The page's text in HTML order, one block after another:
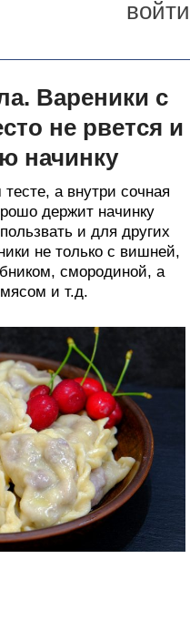
войти
Вареники с
не рвется и
начинку
а внутри сочная
держит начинку
и для других
не только с вишней,
смородиной, а
и т.д.